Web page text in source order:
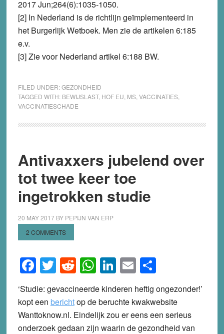
2017 Jun;264(6):1035-1050.
[2] In Nederland is de richtlijn geïmplementeerd in
het Burgerlijk Wetboek. Men zie de artikelen 6:185
e.v.
[3] Zie voor Nederland artikel 6:188 BW.
FILED UNDER:GEZONDHEID
TAGGED WITH: BEWIJSLAST, HOF EU MS, VACCINATIES,
VACCINATIESCHADE
Antivaxxers jubelend over
tot twee keer toe
ingetrokken studie
20 MAY 2017BY PEPIJN VAN ERP
2 COMMENTS
Facebook
Twitter
Reddit
WhatsApp
LinkedIn
EmailShare
‘Studie: gevaccineerde kinderen heftig ongezonder!’
kopt een berichtop de beruchte kwakwebsite
Wanttoknow.nl. Eindelijk zou er eens een serieus
onderzoek gedaan zijn waarin de gezondheid van